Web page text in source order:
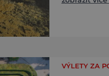
Jak je to možné? Francouzská
VÝLETY ZA